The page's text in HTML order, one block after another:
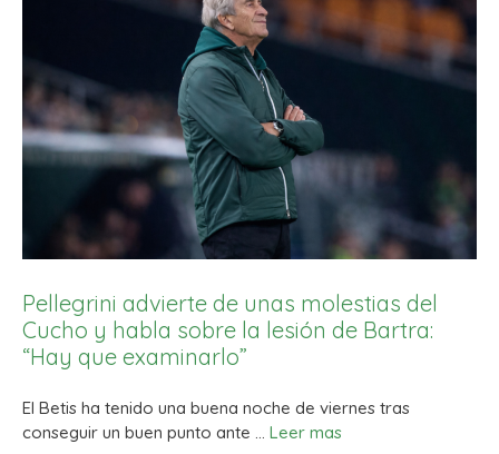
Pellegrini advierte de unas molestias del
Cucho y habla sobre la lesión de Bartra:
“Hay que examinarlo”
El Betis ha tenido una buena noche de viernes tras
conseguir un buen punto ante … Leer mas